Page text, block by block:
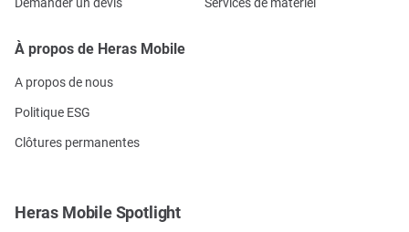
À propos de Heras Mobile
A propos de nous
Politique ESG
Clôtures permanentes
Heras Mobile Spotlight